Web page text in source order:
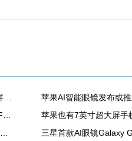
一台屏三种刷新率！AOC曲面电竞屏上市：最高500Hz、售价2180元
一支笔+折叠大屏，华为MateBook Fold非凡大师释放折叠电脑生产力
破局万元高端技术壁垒：华为Vision智慧屏6 SE RGB正式发布